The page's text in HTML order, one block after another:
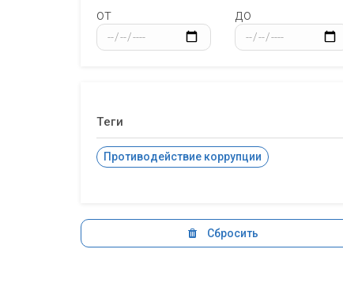
от до
Теги
Противодействие коррупции
Сбросить